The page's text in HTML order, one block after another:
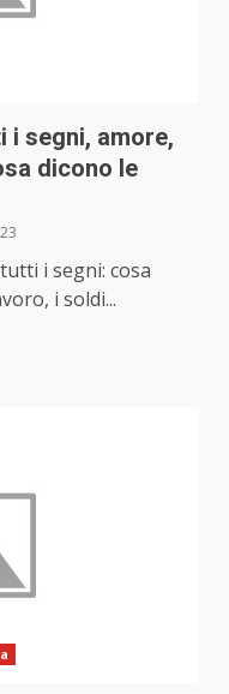
i segni, amore,
dicono le
i segni: cosa
i soldi...